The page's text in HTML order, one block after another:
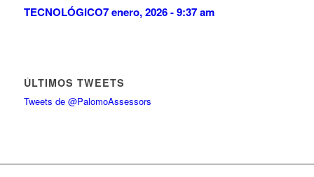
TECNOLÓGICO7 enero, 2026 - 9:37 am
ÚLTIMOS TWEETS
Tweets de @PalomoAssessors